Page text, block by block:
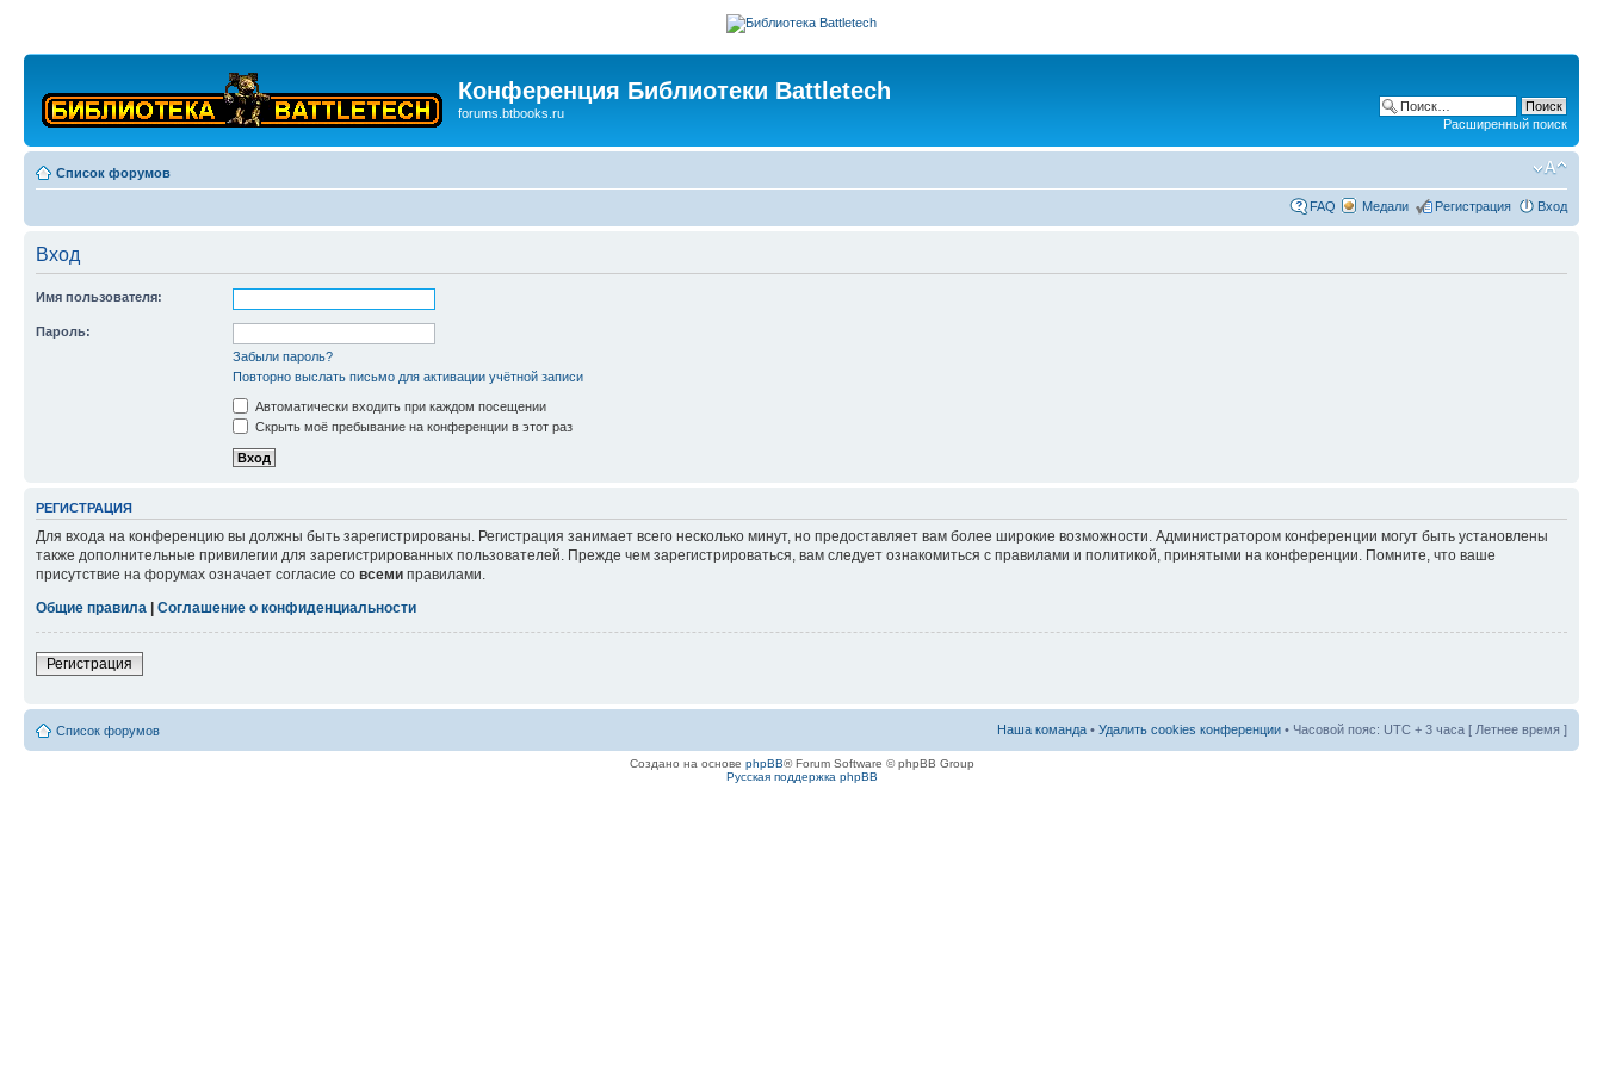
Конференция Библиотеки Battletech
forums.btbooks.ru
Расширенный поиск
Список форумов
FAQ Медали Регистрация Вход
Вход
Имя пользователя:
Пароль:
Забыли пароль?
Повторно выслать письмо для активации учётной записи
Автоматически входить при каждом посещении
Скрыть моё пребывание на конференции в этот раз
РЕГИСТРАЦИЯ
Для входа на конференцию вы должны быть зарегистрированы. Регистрация занимает всего несколько минут, но предоставляет вам более широкие возможности. Администратором конференции могут быть установлены
также дополнительные привилегии для зарегистрированных пользователей. Прежде чем зарегистрироваться, вам следует ознакомиться с правилами и политикой, принятыми на конференции. Помните, что ваше
присутствие на форумах означает согласие со всеми правилами.
Общие правила | Соглашение о конфиденциальности
Регистрация
Список форумов Наша команда • Удалить cookies конференции • Часовой пояс: UTC + 3 часа [ Летнее время ]
Создано на основе phpBB® Forum Software © phpBB Group
Русская поддержка phpBB